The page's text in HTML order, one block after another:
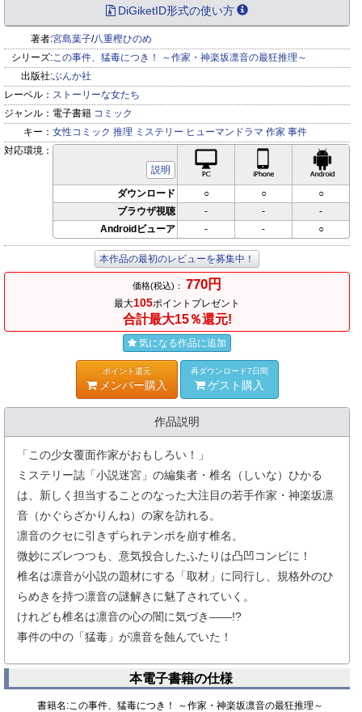
DiGiketID形式の使い方
著者:宮島葉子/八重樫ひのめ
シリーズ:この事件、猛毒につき！ ～作家・神楽坂凛音の最狂推理～
出版社:ぶんか社
レーベル： ストーリーな女たち
ジャンル： 電子書籍 コミック
キー： 女性コミック 推理 ミステリー ヒューマンドラマ 作家 事件
対応環境：
説明
iPhone対応
ダウンロード ○ ○
○
ブラウザ視聴
- -
-
Androidビューア
- - ○
本作品の最初のレビューを募集中！
価格(税込)： 770円
最大105ポイントプレゼント
合計最大15％還元!
気になる作品に追加
ポイント還元
メンバー購入
再ダウンロード7日間
ゲスト購入
作品説明
「この少女覆面作家がおもしろい！」
ミステリー誌「小説迷宮」の編集者・椎名（しいな）ひかる
は、新しく担当することのなった大注目の若手作家・神楽坂凛
音（かぐらざかりんね）の家を訪れる。
凛音のクセに引きずられテンポを崩す椎名。
微妙にズレつつも、意気投合したふたりは凸凹コンビに！
椎名は凛音が小説の題材にする「取材」に同行し、規格外のひ
らめきを持つ凛音の謎解きに魅了されていく。
けれども椎名は凛音の心の闇に気づき――!?
事件の中の「猛毒」が凛音を蝕んでいた！
本電子書籍の仕様
書籍名:この事件、猛毒につき！ ～作家・神楽坂凛音の最狂推理～